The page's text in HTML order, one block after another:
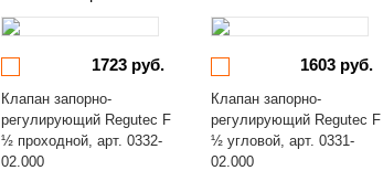
1723 руб.
Клапан запорно-
регулирующий Regutec F
½ проходной, арт. 0332-
02.000
1603 руб.
Клапан запорно-
регулирующий Regutec F
½ угловой, арт. 0331-
02.000